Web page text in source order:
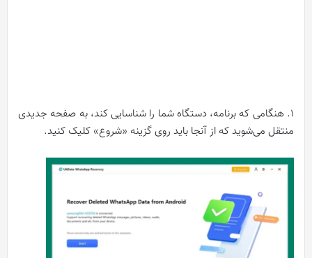
1. هنگامی که برنامه، دستگاه شما را شناسایی کند، به صفحه جدیدی
منتقل می‌شوید که از آنجا باید روی گزینه «شروع» کلیک کنید.